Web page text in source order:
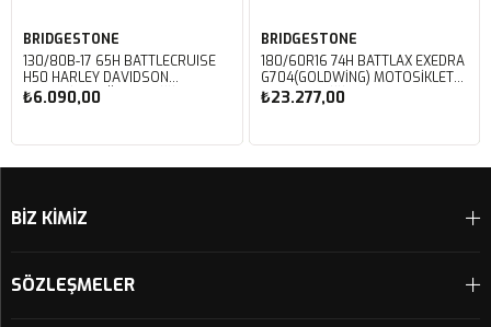
BRIDGESTONE
130/80B-17 65H BATTLECRUISE
H50 HARLEY DAVIDSON
MOTOSIKLET ÖN LASTIĞI (2023)
₺6.090,00
BRIDGESTONE
180/60R16 74H BATTLAX EXEDRA
G704(GOLDWING) MOTOSIKLET
ARKA LASTIĞI (2025)
₺23.277,00
BİZ KİMİZ
SÖZLEŞMELER